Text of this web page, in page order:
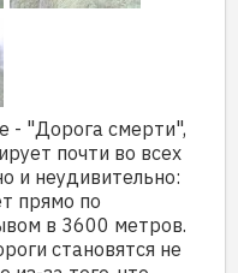
- "Дорога смерти",
почти во всех
и неудивительно:
прямо по
в 3600 метров.
становятся не